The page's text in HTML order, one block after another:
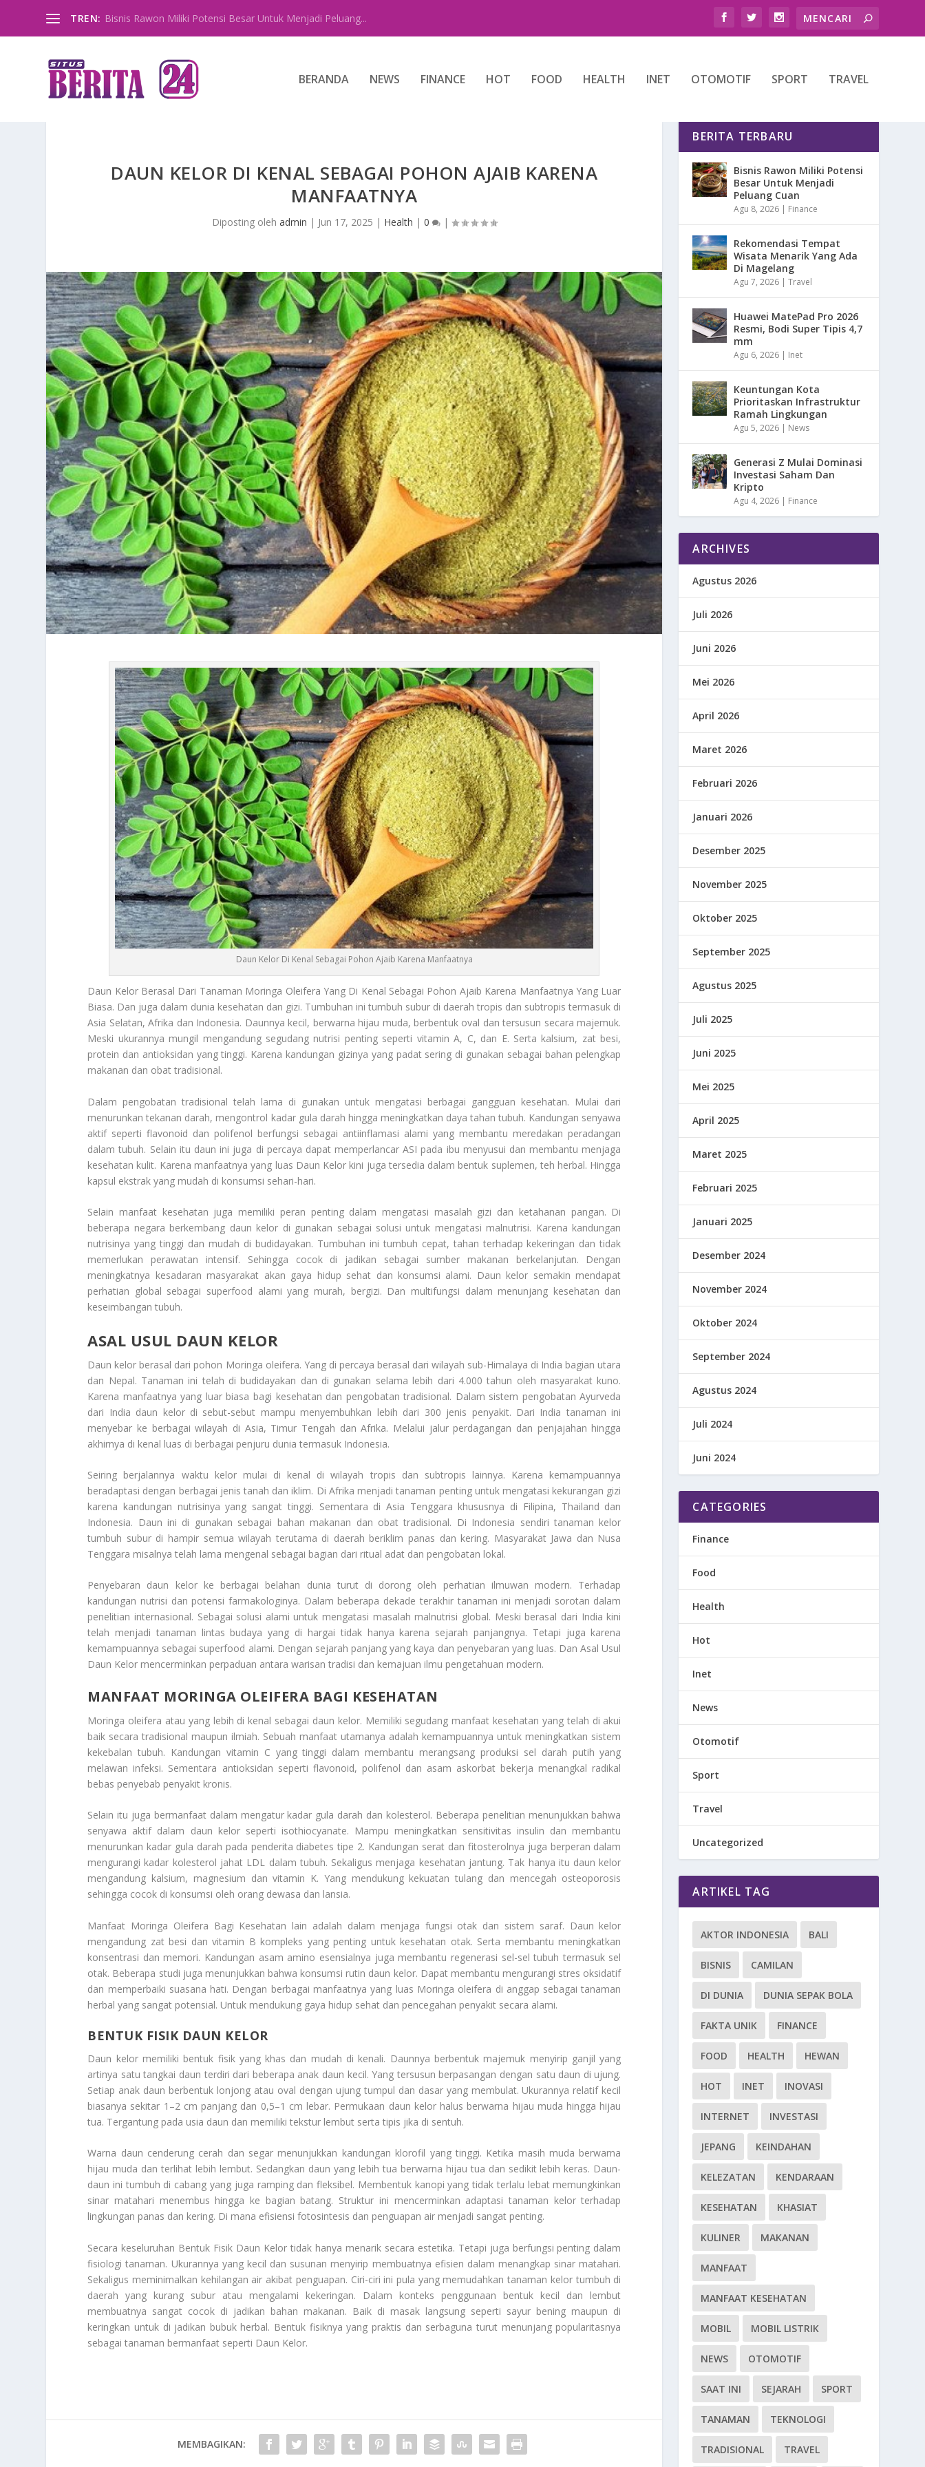
TREN: Bisnis Rawon Miliki Potensi Besar Untuk Menjadi Peluang...
BERANDA NEWS FINANCE HOT FOOD HEALTH INET OTOMOTIF SPORT TRAVEL
DAUN KELOR DI KENAL SEBAGAI POHON AJAIB KARENA
MANFAATNYA
Diposting oleh admin | Jun 17, 2025 | Health | 0 |
Daun Kelor Di Kenal Sebagai Pohon Ajaib Karena Manfaatnya
Daun KelorBerasal Dari Tanaman Moringa Oleifera Yang Di Kenal Sebagai Pohon Ajaib Karena Manfaatnya Yang Luar
Biasa. Dan juga dalam dunia kesehatan dan gizi. Tumbuhan ini tumbuh subur di daerah tropis dan subtropis termasuk di
Asia Selatan, Afrika dan Indonesia. Daunnya kecil, berwarna hijau muda, berbentuk oval dan tersusun secara majemuk.
Meski ukurannya mungil mengandung segudang nutrisi penting seperti vitamin A, C, dan E. Serta kalsium, zat besi,
protein dan antioksidan yang tinggi. Karena kandungan gizinya yang padat sering di gunakan sebagai bahan pelengkap
makanan dan obat tradisional.
Dalam pengobatan tradisional telah lama di gunakan untuk mengatasi berbagai gangguan kesehatan. Mulai dari
menurunkan tekanan darah, mengontrol kadar gula darah hingga meningkatkan daya tahan tubuh. Kandungan senyawa
aktif seperti flavonoid dan polifenol berfungsi sebagai antiinflamasi alami yang membantu meredakan peradangan
dalam tubuh. Selain itu daun ini juga di percaya dapat memperlancar ASI pada ibu menyusui dan membantu menjaga
kesehatan kulit. Karena manfaatnya yang luas Daun Kelor kini juga tersedia dalam bentuk suplemen, teh herbal. Hingga
kapsul ekstrak yang mudah di konsumsi sehari-hari.
Selain manfaat kesehatan juga memiliki peran penting dalam mengatasi masalah gizi dan ketahanan pangan. Di
beberapa negara berkembang daun kelor di gunakan sebagai solusi untuk mengatasi malnutrisi. Karena kandungan
nutrisinya yang tinggi dan mudah di budidayakan. Tumbuhan ini tumbuh cepat, tahan terhadap kekeringan dan tidak
memerlukan perawatan intensif. Sehingga cocok di jadikan sebagai sumber makanan berkelanjutan. Dengan
meningkatnya kesadaran masyarakat akan gaya hidup sehat dan konsumsi alami. Daun kelor semakin mendapat
perhatian global sebagai superfood alami yang murah, bergizi. Dan multifungsi dalam menunjang kesehatan dan
keseimbangan tubuh.
ASAL USUL DAUN KELOR
Daun kelor berasal dari pohon Moringa oleifera. Yang di percaya berasal dari wilayah sub-Himalaya di India bagian utara
dan Nepal. Tanaman ini telah di budidayakan dan di gunakan selama lebih dari 4.000 tahun oleh masyarakat kuno.
Karena manfaatnya yang luar biasa bagi kesehatan dan pengobatan tradisional. Dalam sistem pengobatan Ayurveda
dari India daun kelor di sebut-sebut mampu menyembuhkan lebih dari 300 jenis penyakit. Dari India tanaman ini
menyebar ke berbagai wilayah di Asia, Timur Tengah dan Afrika. Melalui jalur perdagangan dan penjajahan hingga
akhirnya di kenal luas di berbagai penjuru dunia termasuk Indonesia.
Seiring berjalannya waktu kelor mulai di kenal di wilayah tropis dan subtropis lainnya. Karena kemampuannya
beradaptasi dengan berbagai jenis tanah dan iklim. Di Afrika menjadi tanaman penting untuk mengatasi kekurangan gizi
karena kandungan nutrisinya yang sangat tinggi. Sementara di Asia Tenggara khususnya di Filipina, Thailand dan
Indonesia. Daun ini di gunakan sebagai bahan makanan dan obat tradisional. Di Indonesia sendiri tanaman kelor
tumbuh subur di hampir semua wilayah terutama di daerah beriklim panas dan kering. Masyarakat Jawa dan Nusa
Tenggara misalnya telah lama mengenal sebagai bagian dari ritual adat dan pengobatan lokal.
Penyebaran daun kelor ke berbagai belahan dunia turut di dorong oleh perhatian ilmuwan modern. Terhadap
kandungan nutrisi dan potensi farmakologinya. Dalam beberapa dekade terakhir tanaman ini menjadi sorotan dalam
penelitian internasional. Sebagai solusi alami untuk mengatasi masalah malnutrisi global. Meski berasal dari India kini
telah menjadi tanaman lintas budaya yang di hargai tidak hanya karena sejarah panjangnya. Tetapi juga karena
kemampuannya sebagai superfood alami. Dengan sejarah panjang yang kaya dan penyebaran yang luas. DanAsal Usul
Daun Kelor mencerminkan perpaduan antara warisan tradisi dan kemajuan ilmu pengetahuan modern.
MANFAAT MORINGA OLEIFERA BAGI KESEHATAN
Moringa oleifera atau yang lebih di kenal sebagai daun kelor. Memiliki segudang manfaat kesehatan yang telah di akui
baik secara tradisional maupun ilmiah. Sebuah manfaat utamanya adalah kemampuannya untuk meningkatkan sistem
kekebalan tubuh. Kandungan vitamin C yang tinggi dalam membantu merangsang produksi sel darah putih yang
melawan infeksi. Sementara antioksidan seperti flavonoid, polifenol dan asam askorbat bekerja menangkal radikal
bebas penyebab penyakit kronis.
Selain itu juga bermanfaat dalam mengatur kadar gula darah dan kolesterol. Beberapa penelitian menunjukkan bahwa
senyawa aktif dalam daun kelor seperti isothiocyanate. Mampu meningkatkan sensitivitas insulin dan membantu
menurunkan kadar gula darah pada penderita diabetes tipe 2. Kandungan serat dan fitosterolnya juga berperan dalam
mengurangi kadar kolesterol jahat LDL dalam tubuh. Sekaligus menjaga kesehatan jantung. Tak hanya itu daun kelor
mengandung kalsium, magnesium dan vitamin K. Yang mendukung kekuatan tulang dan mencegah osteoporosis
sehingga cocok di konsumsi oleh orang dewasa dan lansia.
Manfaat Moringa Oleifera Bagi Kesehatan lain adalah dalam menjaga fungsi otak dan sistem saraf. Daun kelor
mengandung zat besi dan vitamin B kompleks yang penting untuk kesehatan otak. Serta membantu meningkatkan
konsentrasi dan memori. Kandungan asam amino esensialnya juga membantu regenerasi sel-sel tubuh termasuk sel
otak. Beberapa studi juga menunjukkan bahwa konsumsi rutin daun kelor. Dapat membantu mengurangi stres oksidatif
dan memperbaiki suasana hati. Dengan berbagai manfaatnya yang luas Moringa oleifera di anggap sebagai tanaman
herbal yang sangat potensial. Untuk mendukung gaya hidup sehat dan pencegahan penyakit secara alami.
BENTUK FISIK DAUN KELOR
Daun kelor memiliki bentuk fisik yang khas dan mudah di kenali. Daunnya berbentuk majemuk menyirip ganjil yang
artinya satu tangkai daun terdiri dari beberapa anak daun kecil. Yang tersusun berpasangan dengan satu daun di ujung.
Setiap anak daun berbentuk lonjong atau oval dengan ujung tumpul dan dasar yang membulat. Ukurannya relatif kecil
biasanya sekitar 1–2 cm panjang dan 0,5–1 cm lebar. Permukaan daun kelor halus berwarna hijau muda hingga hijau
tua. Tergantung pada usia daun dan memiliki tekstur lembut serta tipis jika di sentuh.
Warna daun cenderung cerah dan segar menunjukkan kandungan klorofil yang tinggi. Ketika masih muda berwarna
hijau muda dan terlihat lebih lembut. Sedangkan daun yang lebih tua berwarna hijau tua dan sedikit lebih keras. Daun-
daun ini tumbuh di cabang yang juga ramping dan fleksibel. Membentuk kanopi yang tidak terlalu lebat memungkinkan
sinar matahari menembus hingga ke bagian batang. Struktur ini mencerminkan adaptasi tanaman kelor terhadap
lingkungan panas dan kering. Di mana efisiensi fotosintesis dan penguapan air menjadi sangat penting.
Secara keseluruhan Bentuk Fisik Daun Kelortidak hanya menarik secara estetika. Tetapi juga berfungsi penting dalam
fisiologi tanaman. Ukurannya yang kecil dan susunan menyirip membuatnya efisien dalam menangkap sinar matahari.
Sekaligus meminimalkan kehilangan air akibat penguapan. Ciri-ciri ini pula yang memudahkan tanaman kelor tumbuh di
daerah yang kurang subur atau mengalami kekeringan. Dalam konteks penggunaan bentuk kecil dan lembut
membuatnya sangat cocok di jadikan bahan makanan. Baik di masak langsung seperti sayur bening maupun di
keringkan untuk di jadikan bubuk herbal. Bentuk fisiknya yang praktis dan serbaguna turut menunjang popularitasnya
sebagai tanaman bermanfaat seperti Daun Kelor.
MEMBAGIKAN:
BERITA TERBARU
Bisnis Rawon Miliki Potensi
Besar Untuk Menjadi
Peluang Cuan
Agu 8, 2026 | Finance
Rekomendasi Tempat
Wisata Menarik Yang Ada
Di Magelang
Agu 7, 2026 |Travel
Huawei MatePad Pro 2026
Resmi, Bodi Super Tipis 4,7
mm
Agu 6, 2026 | Inet
Keuntungan Kota
Prioritaskan Infrastruktur
Ramah Lingkungan
Agu 5, 2026 | News
Generasi Z Mulai Dominasi
Investasi Saham Dan
Kripto
Agu 4, 2026 | Finance
ARCHIVES
Agustus 2026
Juli 2026
Juni 2026
Mei 2026
April 2026
Maret 2026
Februari 2026
Januari 2026
Desember 2025
November 2025
Oktober 2025
September 2025
Agustus 2025
Juli 2025
Juni 2025
Mei 2025
April 2025
Maret 2025
Februari 2025
Januari 2025
Desember 2024
November 2024
Oktober 2024
September 2024
Agustus 2024
Juli 2024
Juni 2024
CATEGORIES
Finance
Food
Health
Hot
Inet
News
Otomotif
Sport
Travel
Uncategorized
ARTIKEL TAG
AKTOR INDONESIA BALI
BISNIS CAMILAN
DI DUNIA DUNIA SEPAK BOLA
FAKTA UNIK FINANCE
FOOD HEALTH HEWAN
HOT INET INOVASI
INTERNET INVESTASI
JEPANG KEINDAHAN
KELEZATAN KENDARAAN
KESEHATAN KHASIAT
KULINER MAKANAN
MANFAAT
MANFAAT KESEHATAN
MOBIL MOBIL LISTRIK
NEWS OTOMOTIF
SAAT INI SEJARAH SPORT
TANAMAN TEKNOLOGI
TRADISIONAL TRAVEL